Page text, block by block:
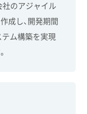
のアジャイル
成し、開発期間
ム構築を実現